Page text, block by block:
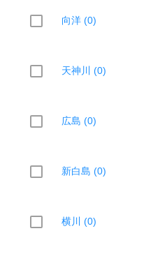
向洋 (0)
天神川 (0)
広島 (0)
新白島 (0)
横川 (0)